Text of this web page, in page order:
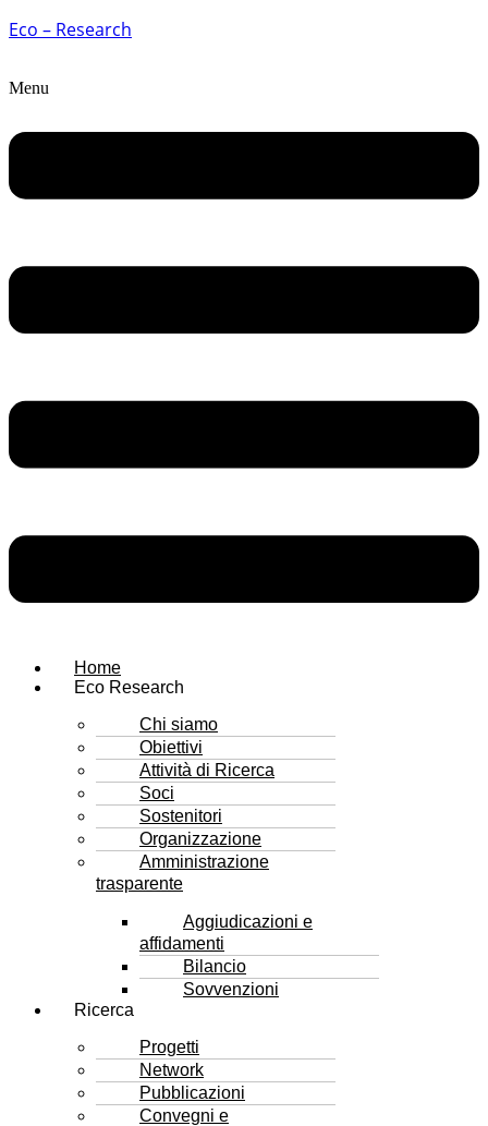
Eco – Research
Menu
Home
Eco Research
Chi siamo
Obiettivi
Attività di Ricerca
Soci
Sostenitori
Organizzazione
Amministrazione
trasparente
Aggiudicazioni e
affidamenti
Bilancio
Sovvenzioni
Ricerca
Progetti
Network
Pubblicazioni
Convegni e